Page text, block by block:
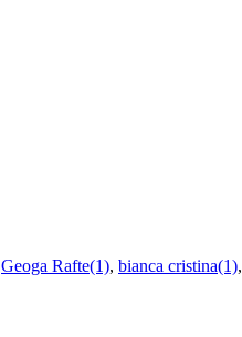
Geoga Rafte(1), bianca cristina(1),